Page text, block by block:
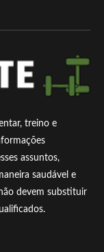
treino e
assuntos,
saudável e
devem substituir